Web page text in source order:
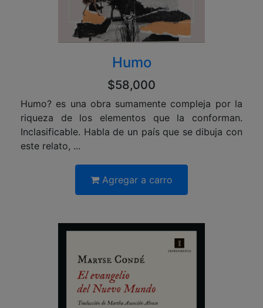
Humo
$58,000
Humo? es una obra sumamente compleja por la
riqueza de los elementos que la conforman.
Inclasificable. Habla de un país que se dibuja con
este relato, ...
Agregar a carro